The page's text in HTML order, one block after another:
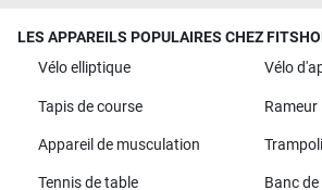
LES APPAREILS POPULAIRES CHEZ
Vélo elliptique
Vélo
Tapis de course Rameur
Appareil de musculation
Tennis de table Banc